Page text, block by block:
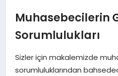
EĞITIM
EKONOMI
MAGAZIN
Muhasebecilerin
Sorumlulukları
Sizler için makalemizde
sorumluluklarından